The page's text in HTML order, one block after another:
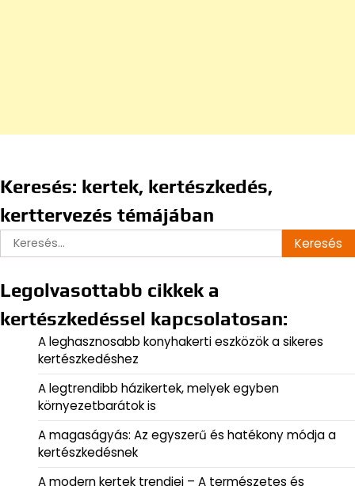
Keresés: kertek, kertészkedés,
kerttervezés témájában
Keresés:
Legolvasottabb cikkek a
kertészkedéssel kapcsolatosan:
A leghasznosabb konyhakerti eszközök a sikeres
kertészkedéshez
A legtrendibb házikertek, melyek egyben
környezetbarátok is
A magaságyás: Az egyszerű és hatékony módja a
kertészkedésnek
A modern kertek trendjei – A természetes és